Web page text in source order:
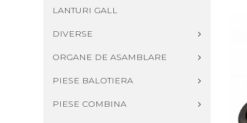
LANTURI GALL
DIVERSE
ORGANE DE ASAMBLARE
PIESE BALOTIERA
PIESE COMBINA